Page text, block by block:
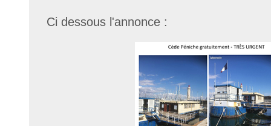
Ci dessous l'annonce :